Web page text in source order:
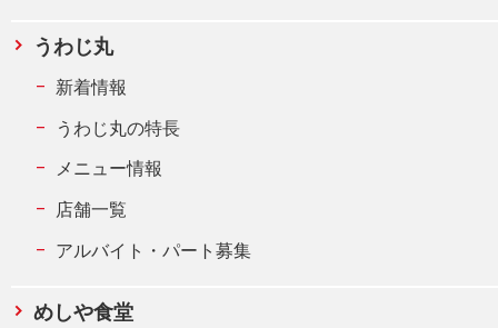
うわじ丸
新着情報
うわじ丸の特長
メニュー情報
店舗一覧
アルバイト・パート募集
めしや食堂